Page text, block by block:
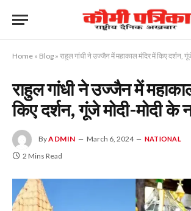
Home » Blog » राहुल गांधी ने उज्जैन में महाकाल मंदिर में किए दर्शन,
राहुल गांधी ने उज्जैन में
किए दर्शन, गूंजे मोदी-मोदी के
ByADMIN March 6, 2024 NATIONAL
2 Mins Read